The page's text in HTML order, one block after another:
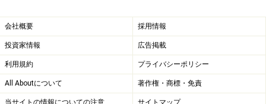
MRTは運賃が20～30台湾元と安いので、150台湾元以上
使用するには結構乗る必要があります。台北駅から出発
して台北→中正紀念堂→忠孝復興→市政府→中山→劍潭
→台北と、これだけ回っても合計125台湾元です。ご自
会社概要 採用情報
投資家情報 広告掲載
利用規約 プライバシーポリシー
All Aboutについて 著作権・商標・免責